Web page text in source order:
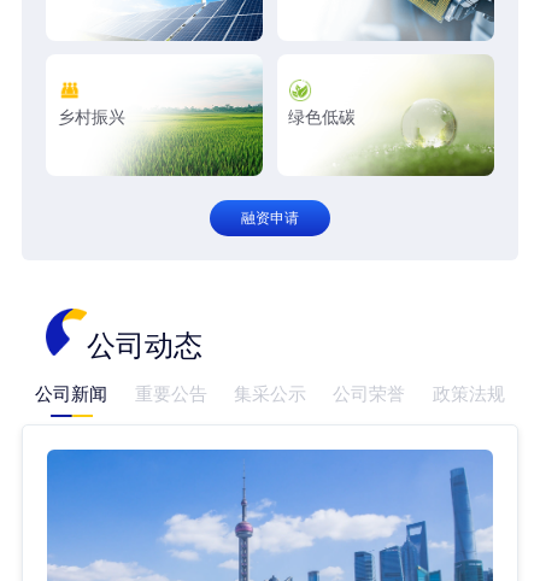
乡村振兴 绿色低碳
融资申请
公司动态
公司新闻 重要公告 集采公示 公司荣誉 政策法规